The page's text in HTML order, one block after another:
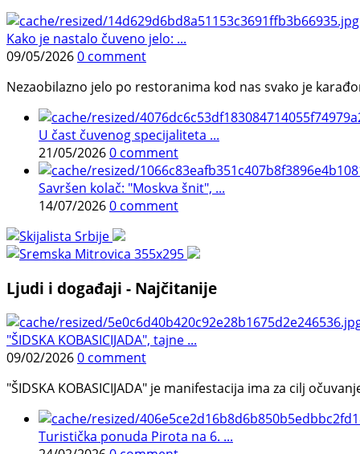
Kako je nastalo čuveno jelo: ...
09/05/20260 comment
Nezaobilazno jelo po restoranima kod nas svako je
U čast čuvenog specijaliteta ...
21/05/20260 comment
Savršen kolač: "Moskva šnit", ...
14/07/20260 comment
Ljudi i događaji - Najčitanije
"ŠIDSKA KOBASICIJADA", tajne ...
09/02/20260 comment
"ŠIDSKA KOBASICIJADA" je manifestacija ima za cilj
Turistička ponuda Pirota na 6. ...